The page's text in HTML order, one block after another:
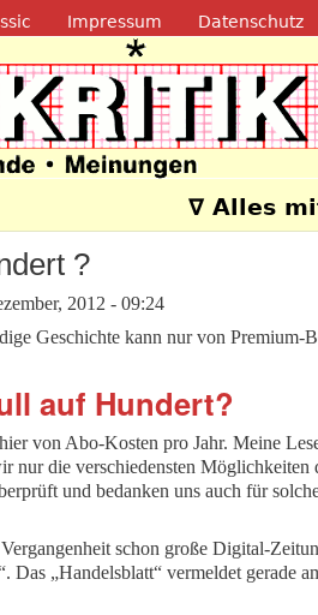
Impressum Datenschutz
∇ Alles
?
2012 - 09:24
Geschichte kann nur von Premium-
auf Hundert?
von Abo-Kosten pro Jahr. Meine
nur die verschiedensten
und bedanken uns auch für
schon große Digital-
Das „Handelsblatt“ vermeldet gerade